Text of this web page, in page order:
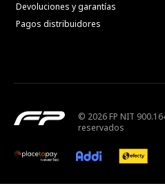
Devoluciones y garantías
Pagos distribuidores
© 2026 FP NIT
reservados